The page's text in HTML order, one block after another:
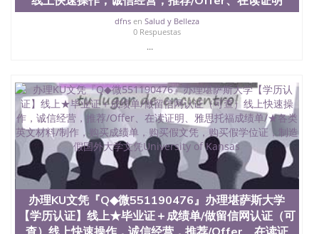
合性大学，每年有来自世界各地的成百上千的海外学
生前往求学。 至今，这是一所在世界上享有学术地
位、声誉、实习机会和影响力的高等教育机构，并获
誉为美国本科教育质量的核心代表。其计算机系与会
业生大多可以在其所处地域的世界硅谷中心得到工作
机会。许多硅谷公司甚至在学生大三和大四的学期提
供许多相应科系的实习机会。无论是加州大学系统
(UC)，还是加州州立大学系统(CSU), 圣何塞州立大学
都占据着加州所有大学中的地理位置。 圣何塞州立大
学座落于硅谷(Silicon Valley), 于附近的旧金山-圣何塞
地区为全美的重要科技中心。约有学生三万人，超过
134种学士学科和65个硕士学科，并有来自世界60余
国的学生来此就读。其有名的科系如计算机科学，电
子工程学，工商管理学，艺术设计，和航空学等，深
受性肯定及好评；而各种大学部和研究所的商学课程
也吸引了众多不同国家的专业人士前来研究与学习。
dfnsen Salud y Belleza
0 Respuestas
...
办理KU文凭『Q◆微551190476』办理堪萨斯大学
【学历认证】线上★毕业证＋成绩单/做留信网认证（可
查）线上快速操作，诚信经营，推荐/Offer、在读证